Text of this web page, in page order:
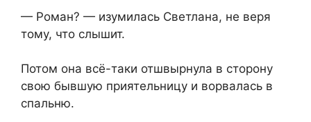
— Роман? — изумилась Светлана, не веря
тому, что слышит.
Потом она всё-таки отшвырнула в сторону
свою бывшую приятельницу и ворвалась в
спальню.